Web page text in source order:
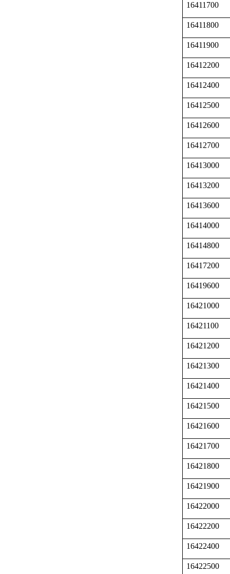
16411700
16411800
16411900
16412200
16412400
16412500
16412600
16412700
16413000
16413200
16413600
16414000
16414800
16417200
16419600
16421000
16421100
16421200
16421300
16421400
16421500
16421600
16421700
16421800
16421900
16422000
16422200
16422400
16422500